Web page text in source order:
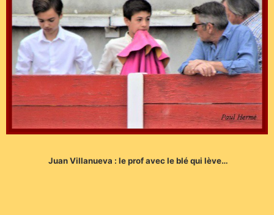
Juan Villanueva : le prof avec le blé qui lève…